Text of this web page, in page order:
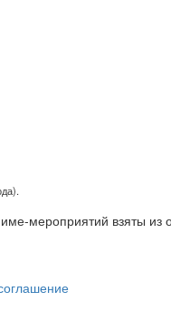
мероприятий взяты из